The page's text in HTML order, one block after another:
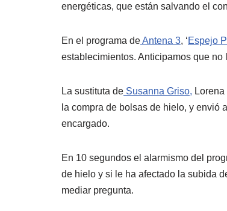
energéticas, que están salvando el
En el programa deAntena 3, ‘Espejo
establecimientos. Anticipamos que no
La sustituta de Susanna Griso,
la compra de bolsas de hielo, y envió
encargado.
En 10 segundos el alarmismo del
de hielo y si le ha afectado la subida
mediar pregunta.